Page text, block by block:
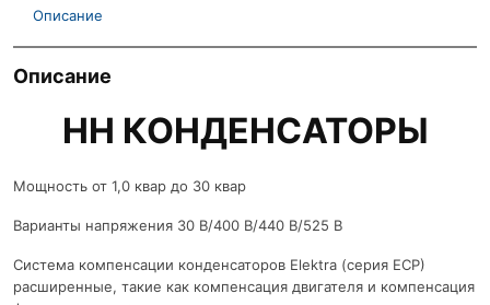
Описание
Описание
НН КОНДЕНСАТОРЫ
Мощность от 1,0 квар до 30 квар
Варианты напряжения 30 В/400 В/440 В/525 В
Система компенсации конденсаторов Elektra (серия ECP)
расширенные, такие как компенсация двигателя и компенсация